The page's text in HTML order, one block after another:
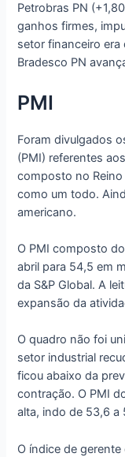
Petrobras PN
ganhos firmes,
setor financeiro era
Bradesco PN
PMI
Foram divulgados
(PMI) referentes
composto no
como um todo.
americano.
O PMI composto
abril para 54,5 em
da S&P Global. A
expansão da
O quadro não foi
setor industrial
ficou abaixo da
contração. O PMI
alta, indo de 53,6 a
O índice de